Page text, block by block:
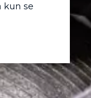
kun se